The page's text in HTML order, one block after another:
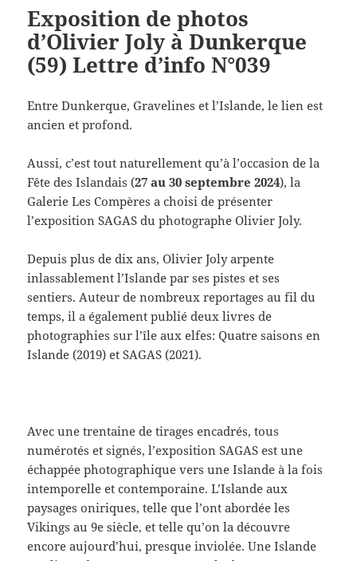
Exposition de photos
d’Olivier Joly à Dunkerque
(59) Lettre d’info N°039
Entre Dunkerque, Gravelines et l’Islande, le lien est
ancien et profond.
Aussi, c’est tout naturellement qu’à l’occasion de la
Fête des Islandais (27 au 30 septembre 2024), la
Galerie Les Compères a choisi de présenter
l’exposition SAGAS du photographe Olivier Joly.
Depuis plus de dix ans, Olivier Joly arpente
inlassablement l’Islande par ses pistes et ses
sentiers. Auteur de nombreux reportages au fil du
temps, il a également publié deux livres de
photographies sur l’île aux elfes: Quatre saisons en
Islande (2019) et SAGAS (2021).
Avec une trentaine de tirages encadrés, tous
numérotés et signés, l’exposition SAGAS est une
échappée photographique vers une Islande à la fois
intemporelle et contemporaine. L’Islande aux
paysages oniriques, telle que l’ont abordée les
Vikings au 9e siècle, et telle qu’on la découvre
encore aujourd’hui, presque inviolée. Une Islande